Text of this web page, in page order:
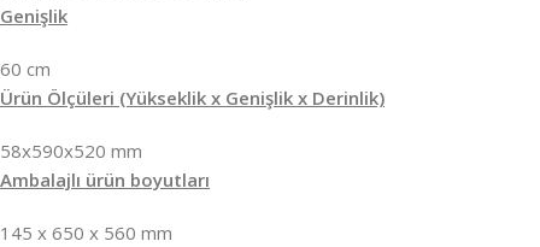
Genişlik
60 cm
Ürün Ölçüleri (Yükseklik x Genişlik x Derinlik)
58x590x520 mm
Ambalajlı ürün boyutları
145 x 650 x 560 mm